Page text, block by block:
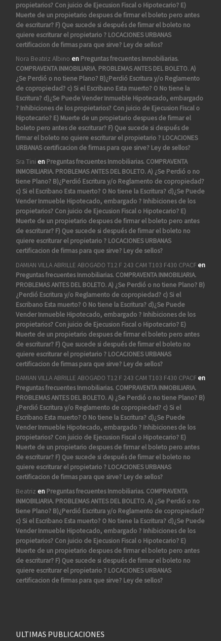
propietarios? Con juicio de Ejecusion Fiscal o Hipotecario? E)
Muerte de un propietario despues de firmar el boleto pero antes
de escriturar? F) Que sucede si después de firmar el boleto no
quiere escriturar el propietario ? LOCACIONES URBANAS
certificacion de firmas para que sirve? Ley de sellos?
Nora Beatriz Albino en Preguntas frecuentes Inmobiliarias.
COMPRAVENTA INMOBILIARIA. PROBLEMAS ANTES DEL BOLETO. A)
¿Se Perdió o no tiene Plano? B)¿Perdió Escritura y/o Reglamento
de copropiedad? c) Si el Escribano Esta muerto? O No tiene la
Escritura? d)¿Se Puede Vender Inmueble Hipotecado, embargado
? Inhibiciones de los propietarios? Con juicio de Ejecusion Fiscal o
Hipotecario? E) Muerte de un propietario despues de firmar el
boleto pero antes de escriturar? F) Que sucede si después de
firmar el boleto no quiere escriturar el propietario ? LOCACIONES
URBANAS certificacion de firmas para que sirve? Ley de sellos?
Sra Tini en Preguntas frecuentes Inmobiliarias. COMPRAVENTA
INMOBILIARIA. PROBLEMAS ANTES DEL BOLETO. A) ¿Se Perdió o no
tiene Plano? B)¿Perdió Escritura y/o Reglamento de copropiedad?
c) Si el Escribano Esta muerto? O No tiene la Escritura? d)¿Se Puede
Vender Inmueble Hipotecado, embargado ? Inhibiciones de los
propietarios? Con juicio de Ejecusion Fiscal o Hipotecario? E)
Muerte de un propietario despues de firmar el boleto pero antes
de escriturar? F) Que sucede si después de firmar el boleto no
quiere escriturar el propietario ? LOCACIONES URBANAS
certificacion de firmas para que sirve? Ley de sellos?
DAMIAN VILLA ABRILLE ABOGADO T12 F 243 CAM T103 F430 CPACFen
Preguntas frecuentes Inmobiliarias. COMPRAVENTA INMOBILIARIA.
PROBLEMAS ANTES DEL BOLETO. A) ¿Se Perdió o no tiene Plano? B)
¿Perdió Escritura y/o Reglamento de copropiedad? c) Si el
Escribano Esta muerto? O No tiene la Escritura? d)¿Se Puede
Vender Inmueble Hipotecado, embargado ? Inhibiciones de los
propietarios? Con juicio de Ejecusion Fiscal o Hipotecario? E)
Muerte de un propietario despues de firmar el boleto pero antes
de escriturar? F) Que sucede si después de firmar el boleto no
quiere escriturar el propietario ? LOCACIONES URBANAS
certificacion de firmas para que sirve? Ley de sellos?
DAMIAN VILLA ABRILLE ABOGADO T12 F 243 CAM T103 F430 CPACFen
Preguntas frecuentes Inmobiliarias. COMPRAVENTA INMOBILIARIA.
PROBLEMAS ANTES DEL BOLETO. A) ¿Se Perdió o no tiene Plano? B)
¿Perdió Escritura y/o Reglamento de copropiedad? c) Si el
Escribano Esta muerto? O No tiene la Escritura? d)¿Se Puede
Vender Inmueble Hipotecado, embargado ? Inhibiciones de los
propietarios? Con juicio de Ejecusion Fiscal o Hipotecario? E)
Muerte de un propietario despues de firmar el boleto pero antes
de escriturar? F) Que sucede si después de firmar el boleto no
quiere escriturar el propietario ? LOCACIONES URBANAS
certificacion de firmas para que sirve? Ley de sellos?
Beatriz en Preguntas frecuentes Inmobiliarias. COMPRAVENTA
INMOBILIARIA. PROBLEMAS ANTES DEL BOLETO. A) ¿Se Perdió o no
tiene Plano? B)¿Perdió Escritura y/o Reglamento de copropiedad?
c) Si el Escribano Esta muerto? O No tiene la Escritura? d)¿Se Puede
Vender Inmueble Hipotecado, embargado ? Inhibiciones de los
propietarios? Con juicio de Ejecusion Fiscal o Hipotecario? E)
Muerte de un propietario despues de firmar el boleto pero antes
de escriturar? F) Que sucede si después de firmar el boleto no
quiere escriturar el propietario ? LOCACIONES URBANAS
certificacion de firmas para que sirve? Ley de sellos?
ULTIMAS PUBLICACIONES